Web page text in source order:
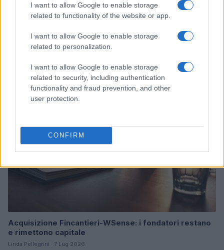
I want to allow Google to enable storage
related to functionality of the website or app.
I want to allow Google to enable storage
related to personalization.
I want to allow Google to enable storage
related to security, including authentication
functionality and fraud prevention, and other
user protection.
CONFIRM
Ripensare le tecnologie umanitarie oltre i criteri dei
donatori
Acquisizione Fincantieri-WSense: i fondatori restano
e rimettono capitale
Linda Pellegrini · 7 Lug 2026